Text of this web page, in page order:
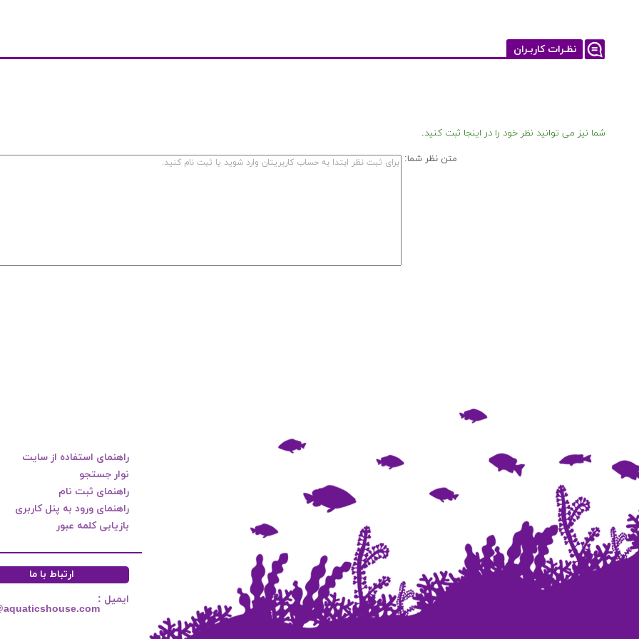
نظـرات کاربـران
شما نیز می توانید نظر خود را در اینجا ثبت کنید.
متن نظر شما:
راهنمای استفاده از سایت
نوار جستجو
راهنمای ثبت نام
راهنمای ورود به پنل کاربری
بازیابی کلمه عبور
ارتباط با ما
ایمیل :